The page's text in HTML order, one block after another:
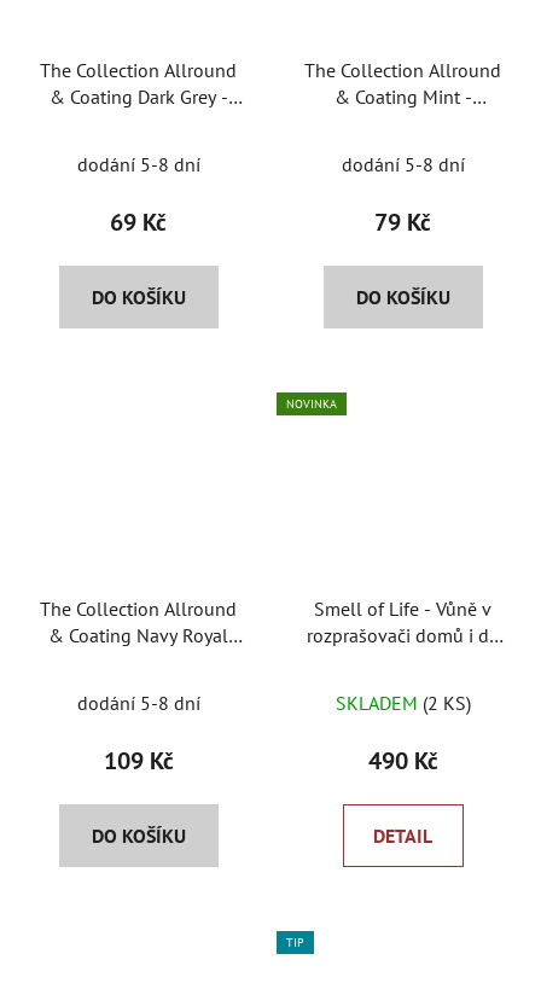
The Collection Allround
& Coating Dark Grey -
dodání 5-8 dní
69 Kč
DO KOŠÍKU
The Collection Allround
& Coating Mint -
dodání 5-8 dní
79 Kč
DO KOŠÍKU
The Collection Allround
& Coating Navy Royal
dodání 5-8 dní
109 Kč
DO KOŠÍKU
NOVINKA
Smell of Life - Vůně v
rozprašovači domů i do
hodnocení
produktu
5,0
z
SKLADEM (2 KS)
490 Kč
DETAIL
TIP